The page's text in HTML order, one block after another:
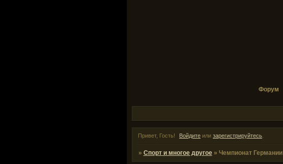
Форум
Привет, Гость! Войдите или зарегистрируйтесь
» Спорт и многое другое » Чемпионат Германии